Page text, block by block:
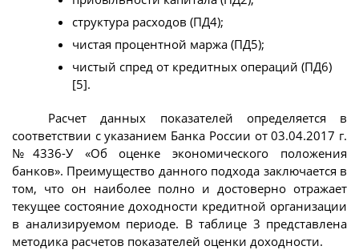
структура расходов (ПД4);
чистая процентной маржа (ПД5);
чистый спред от кредитных операций (ПД6)
[5].
Расчет данных показателей определяется в
соответствии с указанием Банка России от 03.04.2017 г.
№4336-У «Об оценке экономического положения
банков». Преимущество данного подхода заключается в
том, что он наиболее полно и достоверно отражает
текущее состояние доходности кредитной организации
в анализируемом периоде. В таблице 3 представлена
методика расчетов показателей оценки доходности.